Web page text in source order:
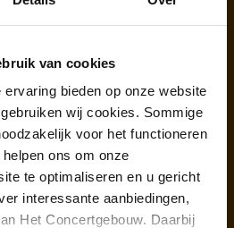
van cookies
bieden op onze website
wij cookies. Sommige
voor het functioneren
ons om onze
te optimaliseren en u gericht
interessante aanbiedingen,
Het Concertgebouw. Daarbij
de muziek, dan de film. Zo was
film bezig toen hij zijn
Adagietto
Hij componeerde dit vierde deel van
liefdesverklaring voor zijn toekomstige
kunnen vermoeden dat het zestig
in de dramatische slotscène van
hetAdagiettobekend bij het grote